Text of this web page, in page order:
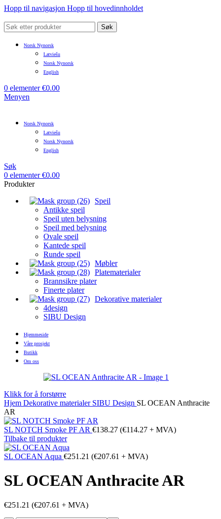
Hopp til navigasjon Hopp til hovedinnholdet
Søk
Norsk Nynorsk
Latviešu
Norsk Nynorsk
English
0 elementer €0.00
Menyen
Norsk Nynorsk
Latviešu
Norsk Nynorsk
English
Søk
0 elementer €0.00
Produkter
Speil
Antikke speil
Speil uten belysning
Speil med belysning
Ovale speil
Kantede speil
Runde speil
Møbler
Platematerialer
Brannsikre plater
Finerte plater
Dekorative materialer
4design
SIBU Design
Hjemmeside
Våre prosjekt
Butikk
Om oss
Klikk for å forstørre
Hjem Dekorative materialer SIBU Design SL OCEAN Anthracite
AR
SL NOTCH Smoke PF AR €138.27 (€114.27 + MVA)
Tilbake til produkter
SL OCEAN Aqua €251.21 (€207.61 + MVA)
SL OCEAN Anthracite AR
€251.21 (€207.61 + MVA)